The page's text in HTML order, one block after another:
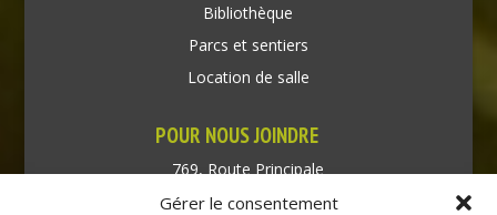
Gérer le consentement
Bibliothèque
Parcs et sentiers
Location de salle
POUR NOUS JOINDRE
769, Route Principale
Très-Saint-Rédempteur